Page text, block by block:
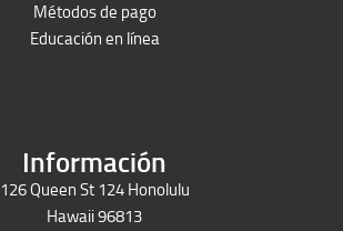
Métodos de pago
Educación en línea
Información
126 Queen St 124 Honolulu
Hawaii 96813